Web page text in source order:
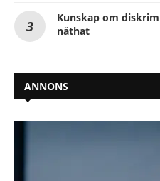
Kunskap om
näthat
ANNONS